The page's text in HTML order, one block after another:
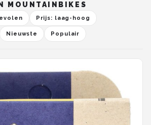
MOUNTAINBIKES
Prijs: laag-hoog
Nieuwste Populair